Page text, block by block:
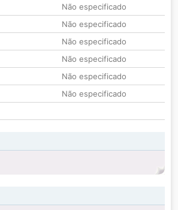
Não especificado
Não especificado
Não especificado
Não especificado
Não especificado
Não especificado